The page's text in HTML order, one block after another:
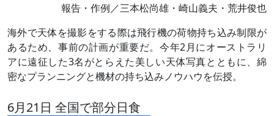
報告・作例／三本松尚雄・崎山義夫・荒井俊也
海外で天体を撮影をする際は飛行機の荷物持ち込み制限が
あるため、事前の計画が重要だ。今年2月にオーストラリ
アに遠征した3名がとらえた美しい天体写真とともに、綿
密なプランニングと機材の持ち込みノウハウを伝授。
6月21日 全国で部分日食